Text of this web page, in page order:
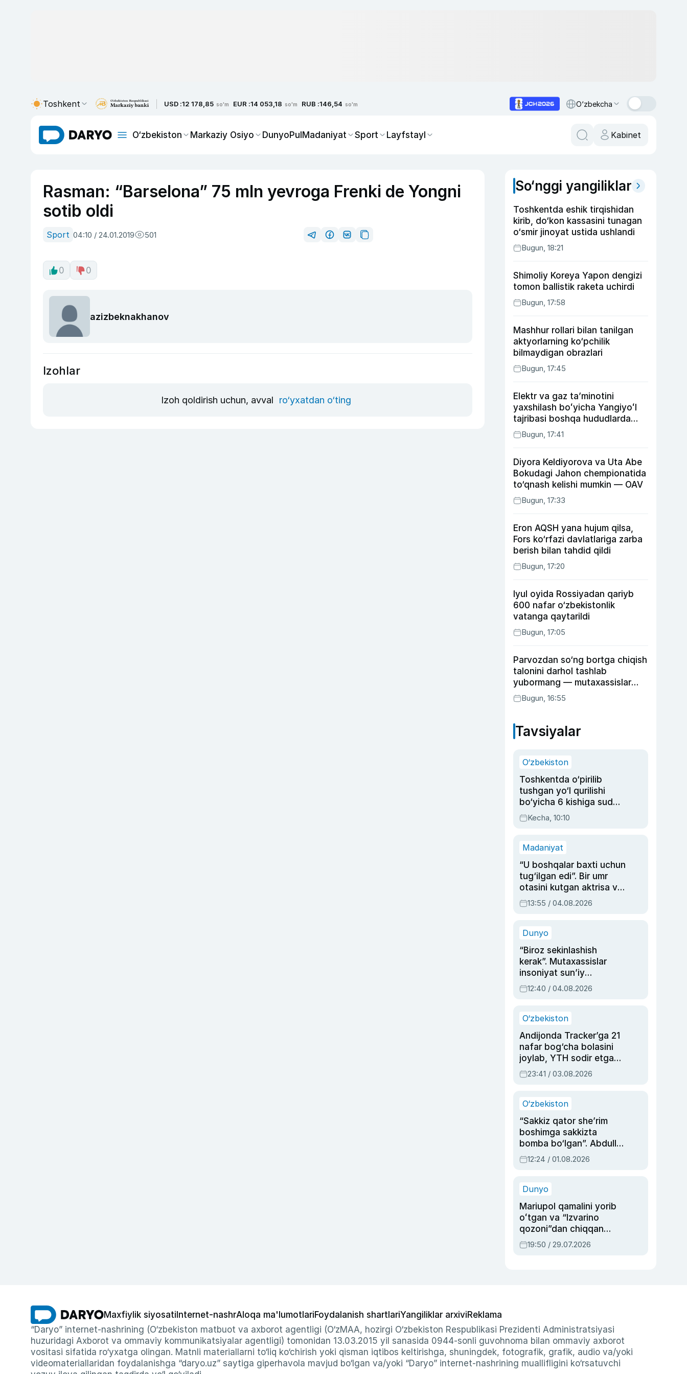
Toshkent USD :12 178,85 so'm EUR :14 053,18 so'm RUB :146,54 so'm O‘zbekcha
O‘zbekiston Markaziy Osiyo DunyoPulMadaniyat Sport Layfstayl Kabinet
Rasman: “Barselona” 75 mln yevroga Frenki de Yongni
sotib oldi
Sport 04:10 / 24.01.2019 501
0 0
azizbeknakhanov
Izohlar
Izoh qoldirish uchun, avval ro‘yxatdan o‘ting
So‘nggi yangiliklar
Toshkentda eshik tirqishidan
kirib, do‘kon kassasini tunagan
o‘smir jinoyat ustida ushlandi
Bugun, 18:21
Shimoliy Koreya Yapon dengizi
tomon ballistik raketa uchirdi
Bugun, 17:58
Mashhur rollari bilan tanilgan
aktyorlarning ko‘pchilik
bilmaydigan obrazlari
Bugun, 17:45
Elektr va gaz taʼminotini
yaxshilash boʻyicha Yangiyoʻl
tajribasi boshqa hududlarda
ham joriy etiladi
Bugun, 17:41
Diyora Keldiyorova va Uta Abe
Bokudagi Jahon chempionatida
to‘qnash kelishi mumkin — OAV
Bugun, 17:33
Eron AQSH yana hujum qilsa,
Fors ko‘rfazi davlatlariga zarba
berish bilan tahdid qildi
Bugun, 17:20
Iyul oyida Rossiyadan qariyb
600 nafar o‘zbekistonlik
vatanga qaytarildi
Bugun, 17:05
Parvozdan so‘ng bortga chiqish
talonini darhol tashlab
yubormang — mutaxassislar
buning sababini tushuntirdi
Bugun, 16:55
Tavsiyalar
O‘zbekiston
Toshkentda o‘pirilib
tushgan yo‘l qurilishi
bo‘yicha 6 kishiga sud
hukmi o‘qildi
Kecha, 10:10
Madaniyat
“U boshqalar baxti uchun
tug‘ilgan edi”. Bir umr
otasini kutgan aktrisa va
dublyaj ustasi Rimma
Ahmedovaning
13:55 / 04.08.2026
Dunyo
“Biroz sekinlashish
kerak”. Mutaxassislar
insoniyat sun’iy
intellektni boshqara
olmay qolishidan xavotir
12:40 / 04.08.2026
O‘zbekiston
Andijonda Tracker’ga 21
nafar bog‘cha bolasini
joylab, YTH sodir etgan
ayolga sud hukmi o‘qildi
23:41 / 03.08.2026
O‘zbekiston
“Sakkiz qator she’rim
boshimga sakkizta
bomba bo‘lgan”. Abdulla
Oripovni siyosiy
ayblovlardan asrab
12:24 / 01.08.2026
Dunyo
Mariupol qamalini yorib
oʻtgan va “Izvarino
qozoni”dan chiqqan
qahramon — Ukraina
armiyasi bosh
19:50 / 29.07.2026
Maxfiylik siyosati Internet-nashrAloqa ma'lumotlariFoydalanish shartlariYangiliklar arxiviReklama
“Daryo” internet-nashrining (O‘zbekiston matbuot va axborot agentligi (O‘zMAA, hozirgi O‘zbekiston Respublikasi Prezidenti Administratsiyasi
huzuridagi Axborot va ommaviy kommunikatsiyalar agentligi) tomonidan 13.03.2015 yil sanasida 0944-sonli guvohnoma bilan ommaviy axborot
vositasi sifatida ro‘yxatga olingan. Matnli materiallarni to‘liq ko‘chirish yoki qisman iqtibos keltirishga, shuningdek, fotografik, grafik, audio va/yoki
videomateriallaridan foydalanishga “daryo.uz” saytiga giperhavola mavjud bo‘lgan va/yoki “Daryo” internet-nashrining muallifligini ko‘rsatuvchi